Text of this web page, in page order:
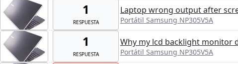
1
RESPUESTA
Laptop wrong output after
Portátil Samsung NP305V5A
1
RESPUESTA
Why my lcd backlight monitor
Portátil Samsung NP305V5A